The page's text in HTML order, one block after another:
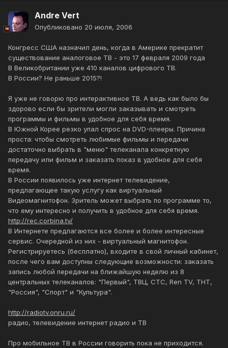
Andre Vert
Опубликовано 20 июля, 2006
Конгресс США назначил день, когда в Америке прекратит
существование аналоговое ТВ - это 17 февраля 2009 года
В Великобритании уже 410 каналов цифрового ТВ.
В России? Не раньше 2015?!
Я уже не говорю про интерактивное ТВ. А ведь как было бы
здорово если бы зрители могли заказывать и смотреть
программы и фильмы в удобное для себя время.
В Южной Корее резко упал спрос на DVD-плееры. Причина
проста: чтобы смотреть любимые фильмы и передачи
достаточно выбрать в "меню" телеканала конкретную
передачу или фильм и заказать показ в удобное для себя
время.
В России появилось уже интернет телевидение,
предлагающее такую услугу как виртуальный
Видеомагнитофон. Зритель может выбрать по программе то,
что ему интересно и получить в удобное для себя время.
http://rec.corbina.tv/
В Интернете предлагаются все более и более интересные
сервис. Очередной из них - виртуальный магнитофон.
Регистрируетесь (бесплатно), входите в свой личный кабинет,
после чего вам доступны следующие возможности: заказать
запись любой передачи на ближайшую неделю из 8
центральных телеканалов: "Первый", ТВЦ, СТС, Ren TV, ТНТ,
"Россия", "Спорт" и "Культура".
http://radiotv.onru.ru/
радио, телевидение интернет радио и ТВ
Про мобильное ТВ в России говорить пока не приходится.